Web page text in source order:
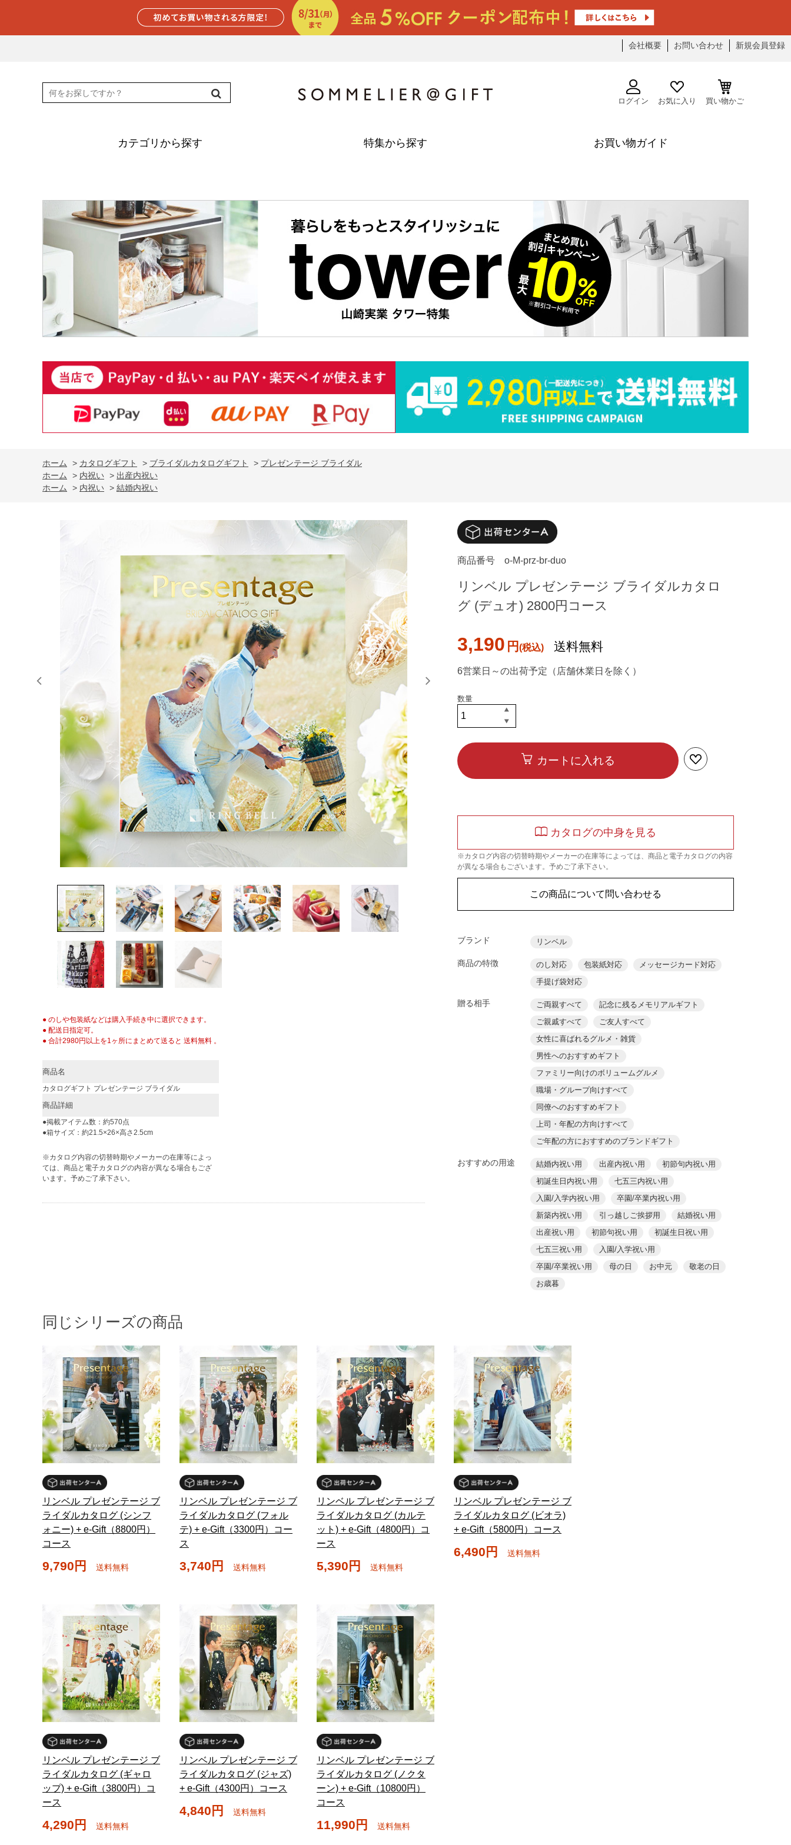
会社概要 お問い合わせ 新規会員登録
ログイン お気に入り 買い物かご
カテゴリから探す 特集から探す お買い物ガイド
ホーム > カタログギフト > ブライダルカタログギフト > プレゼンテージ ブライダル
ホーム
> 内祝い > 出産内祝い
ホーム
> 内祝い > 結婚内祝い
● のしや包装紙などは購入手続き中に選択できます。
● 配送日指定可。
● 合計2980円以上を1ヶ所にまとめて送ると 送料無料 。
商品名
カタログギフト プレゼンテージ ブライダル
商品詳細
●掲載アイテム数：約570点
●箱サイズ：約21.5×26×高さ2.5cm
※カタログ内容の切替時期やメーカーの在庫等によっ
ては、商品と電子カタログの内容が異なる場合もござ
います。予めご了承下さい。
商品番号 o-M-prz-br-duo
リンベル プレゼンテージ ブライダルカタロ
グ (デュオ) 2800円コース
3,190 円 送料無料
6営業日～の出荷予定（店舗休業日を除く）
カートに入れる
カタログの中身を見る
※カタログ内容の切替時期やメーカーの在庫等によっては、商品と電子カタログの内容
が異なる場合もございます。予めご了承下さい。
この商品について問い合わせる
ブランド リンベル
商品の特徴 のし対応 包装紙対応
メッセージカード対応
手提げ袋対応
贈る相手 ご両親すべて
記念に残るメモリアルギフト
ご親戚すべて
ご友人すべて
女性に喜ばれるグルメ・雑貨
男性へのおすすめギフト
ファミリー向けのボリュームグルメ
職場・グループ向けすべて
同僚へのおすすめギフト
上司・年配の方向けすべて
ご年配の方におすすめのブランドギフト
おすすめの用途 結婚内祝い用 出産内祝い用
初節句内祝い用
初誕生日内祝い用
七五三内祝い用
入園/入学内祝い用
卒園/卒業内祝い用
新築内祝い用
引っ越しご挨拶用
結婚祝い用
出産祝い用
初節句祝い用
初誕生日祝い用
七五三祝い用
入園/入学祝い用
卒園/卒業祝い用
母の日 お中元
敬老の日
お歳暮
同じシリーズの商品
リンベル プレゼンテージ ブ
ライダルカタログ (シンフ
ォニー) + e-Gift（8800円）
コース
9,790円 送料無料
リンベル プレゼンテージ ブ
ライダルカタログ (フォル
テ) + e-Gift（3300円）コー
ス
3,740円 送料無料
リンベル プレゼンテージ ブ
ライダルカタログ (カルテ
ット) + e-Gift（4800円）コ
ース
5,390円 送料無料
リンベル プレゼンテージ ブ
ライダルカタログ (ビオラ)
+ e-Gift（5800円）コース
6,490円 送料無料
リンベル プレゼンテージ ブ
ライダルカタログ (ギャロ
ップ) + e-Gift（3800円）コ
ース
4,290円 送料無料
リンベル プレゼンテージ ブ
ライダルカタログ (ジャズ)
+ e-Gift（4300円）コース
4,840円 送料無料
リンベル プレゼンテージ ブ
ライダルカタログ (ノクタ
ーン) + e-Gift（10800円）
コース
11,990円 送料無料